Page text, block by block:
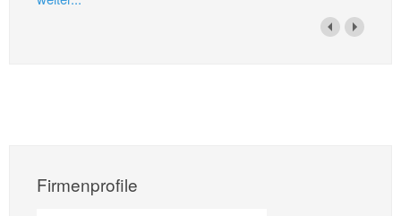
Firmenprofile